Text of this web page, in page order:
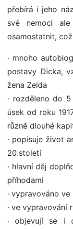
přebírá i jeho
své nemoci
osamostatnit,
· mnoho
postavy Dicka,
žena Zelda
· rozděleno do
úsek od roku
různě dlouhé
· popisuje život
20.století
· hlavní děj
příhodami
· vypravováno
· ve vypravování
· objevují se i